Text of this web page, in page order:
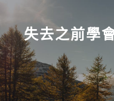
content
失去之前學